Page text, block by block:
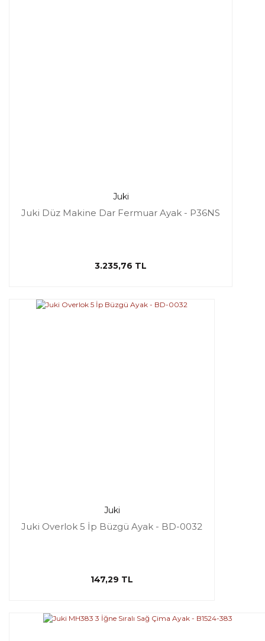
Juki
Juki Düz Makine Dar Fermuar Ayak - P36NS
3.235,76 TL
Juki
Juki Overlok 5 İp Büzgü Ayak - BD-0032
147,29 TL